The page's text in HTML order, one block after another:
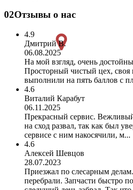
02Отзывы о нас
4.9
Дмитрий В.
06.08.2025
На мой взгляд, очень
Просторный чистый цех, своя
выполнили на пять баллов с
4.6
Виталий Карабут
06.11.2025
Прекрасный сервис.
на сход развал, так как был
сервисе с ним накосячили, м...
4.6
Алексей Шевцов
28.07.2023
Приезжал по слесарным
перебрали. Запчасти быстро